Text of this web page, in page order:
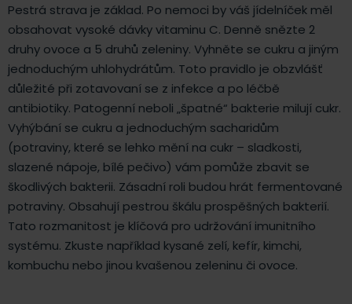
Pestrá strava je základ. Po nemoci by váš jídelníček měl
obsahovat vysoké dávky vitaminu C. Denně snězte 2
druhy ovoce a 5 druhů zeleniny. Vyhněte se cukru a jiným
jednoduchým uhlohydrátům. Toto pravidlo je obzvlášť
důležité při zotavovaní se z infekce a po léčbě
antibiotiky. Patogenní neboli „špatné“ bakterie milují cukr.
Vyhýbání se cukru a jednoduchým sacharidům
(potraviny, které se lehko mění na cukr – sladkosti,
slazené nápoje, bílé pečivo) vám pomůže zbavit se
škodlivých bakterii. Zásadní roli budou hrát fermentované
potraviny. Obsahují pestrou škálu prospěšných bakterií.
Tato rozmanitost je klíčová pro udržování imunitního
systému. Zkuste například kysané zelí, kefír, kimchi,
kombuchu nebo jinou kvašenou zeleninu či ovoce.